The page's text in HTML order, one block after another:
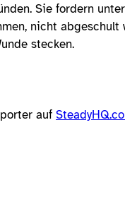
Sie fordern
nicht abgeschult
stecken.
auf